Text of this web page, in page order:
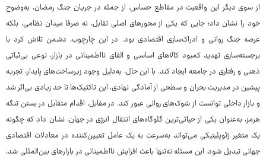
از سوی دیگر این واقعیت در مقاطع حساس، از جمله در جریان جنگ رمضان، به‌وضوح
خود را نشان داد؛ جایی که یکی از محورهای اصلی تقابل، نه صرفا میدان نظامی، بلکه
عرصه جنگ روانی و ادراک‌سازی اقتصادی بود. در این چارچوب، دشمن تلاش کرد با
برجسته‌سازی تهدید کمبود کالاهای اساسی و القای نااطمینانی در بازار، نوعی بی‌ثباتی
ذهنی و رفتاری در جامعه ایجاد کند. با این حال، به‌دلیل وجود زیرساخت‌های پایدار، تجربه
پیشین در مدیریت بحران و سطحی از آمادگی نهادی، این تاکتیک‌ها تا حد زیادی بی‌اثر شد
و بازار داخلی توانست از شوک‌های روانی عبور کند. در مقابل، اقدام متقابل در بستن تنگه
هرمز، به‌عنوان یکی از حیاتی‌ترین گلوگاه‌های انتقال انرژی در جهان، نشان داد که چگونه
یک متغیر ژئوپلیتیکی می‌تواند به‌سرعت به یک عامل تعیین‌کننده در معادلات اقتصادی
جهانی تبدیل شود. این مسئله نه‌تنها باعث افزایش نااطمینانی در بازارهای بین‌المللی شد،